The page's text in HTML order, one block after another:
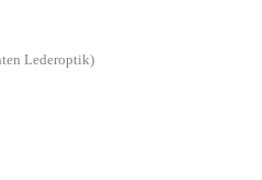
Lederoptik)